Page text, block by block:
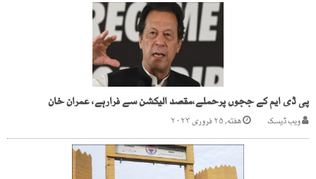
پی ڈی ایم کے ججوں پرحملے،مقصد الیکشن سے فرارہے، عمران خان
ویب ڈیسک هفته, ۲۵ فروری ۲۰۲۳